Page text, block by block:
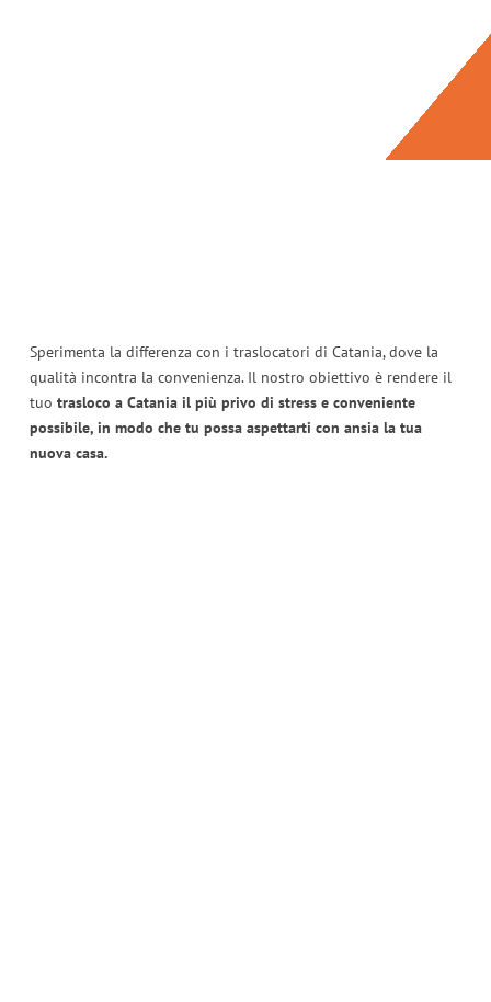
Sperimenta la differenza con i traslocatori di Catania, dove la
qualità incontra la convenienza. Il nostro obiettivo è rendere il
tuo trasloco a Catania il più privo di stress e conveniente
possibile, in modo che tu possa aspettarti con ansia la tua
nuova casa.